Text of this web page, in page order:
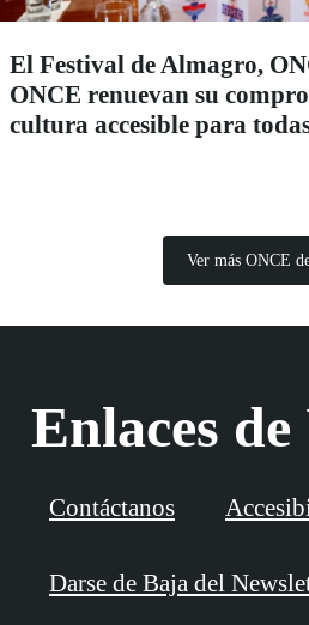
El Festival de Almagro,
ONCE renuevan su
cultura accesible para
Ver más ONCE
Enlaces
Contáctanos
Darse de Baja del